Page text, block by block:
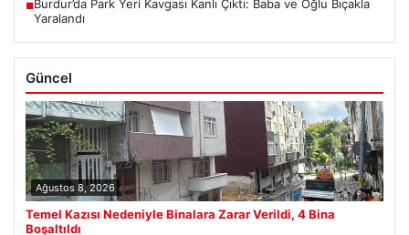
■Burdur’da Park Yeri Kavgası Kanlı Çıktı: Baba ve Oğlu Bıçakla
Yaralandı
Güncel
Ağustos 8, 2026
Temel Kazısı Nedeniyle Binalara Zarar Verildi, 4 Bina
Boşaltıldı